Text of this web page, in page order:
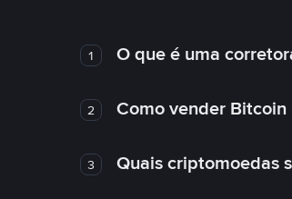
1 O que é uma
2 Como vender Bitcoin
3 Quais criptomoedas